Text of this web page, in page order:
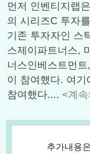
먼저 인벤티지랩
의 시리즈C 투자
기존 투자자인 스
스제이파트너스,
너스인베스트먼
이 참여했다. 여
참여했다.... <계속
추가내용